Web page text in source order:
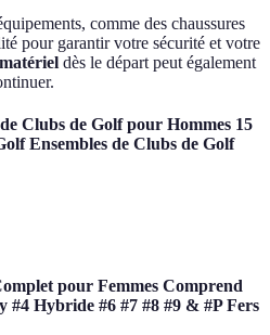
comme des chaussures
pour garantir votre sécurité et votre
dès le départ peut également
Clubs de Golf pour Hommes 15
Ensembles de Clubs de Golf
pour Femmes Comprend
Hybride #6 #7 #8 #9 & #P Fers